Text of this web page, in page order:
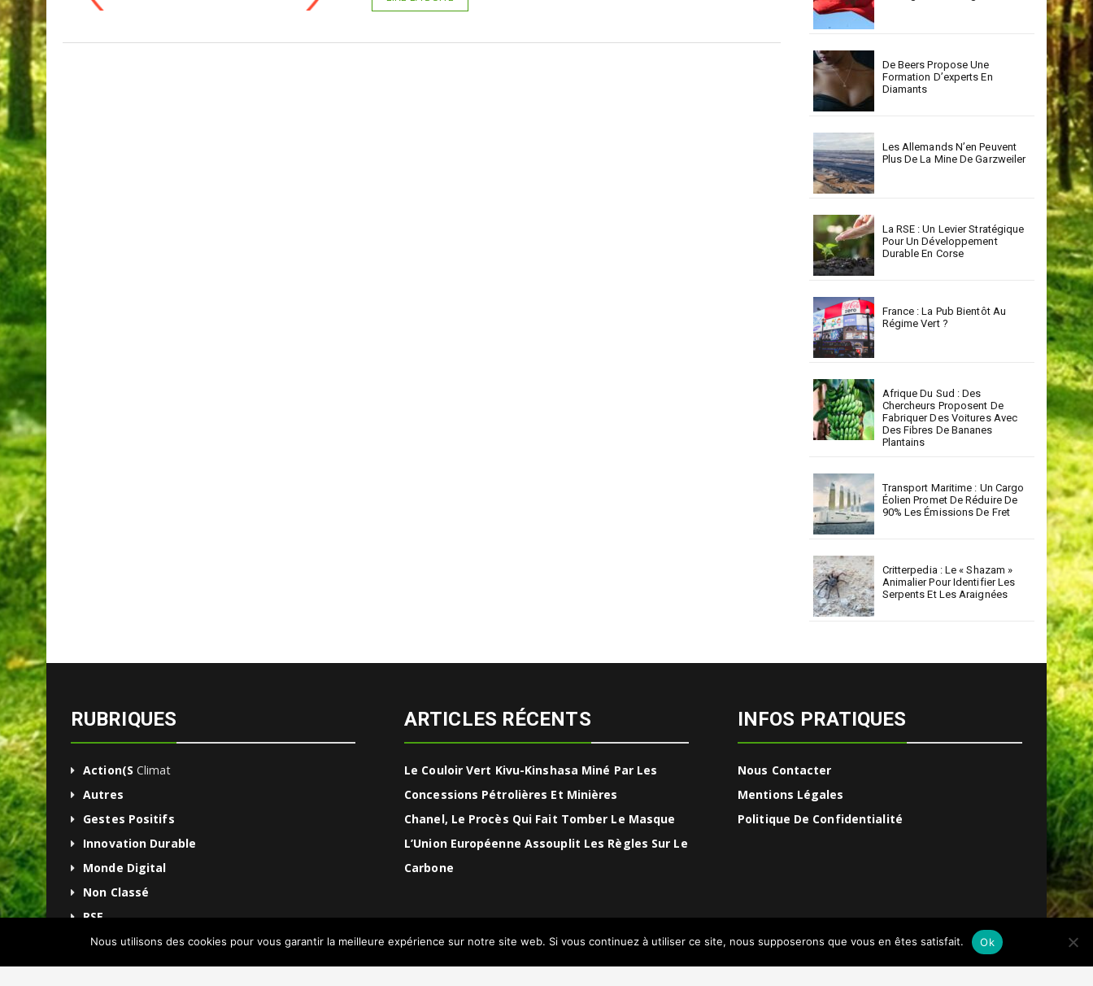
De Beers Propose Une
Formation D’experts En
Diamants
Les Allemands N’en Peuvent
Plus De La Mine De Garzweiler
La RSE : Un Levier Stratégique
Pour Un Développement
Durable En Corse
France : La Pub Bientôt Au
Régime Vert ?
Afrique Du Sud : Des
Chercheurs Proposent De
Fabriquer Des Voitures Avec
Des Fibres De Bananes
Plantains
Transport Maritime : Un Cargo
Éolien Promet De Réduire De
90% Les Émissions De Fret
Critterpedia : Le « Shazam »
Animalier Pour Identifier Les
Serpents Et Les Araignées
RUBRIQUES
Action(s Climat
Autres
Gestes Positifs
Innovation Durable
Monde Digital
Non Classé
RSE
Une
ARTICLES RÉCENTS
Le Couloir Vert Kivu-Kinshasa Miné Par Les
Concessions Pétrolières Et Minières
Chanel, Le Procès Qui Fait Tomber Le Masque
L’Union Européenne Assouplit Les Règles Sur Le
Carbone
INFOS PRATIQUES
Nous Contacter
Mentions Légales
Politique De Confidentialité
Nous utilisons des cookies pour vous garantir la meilleure expérience sur notre site web. Si vous continuez à utiliser ce site, nous supposerons que vous en êtes satisfait. Ok